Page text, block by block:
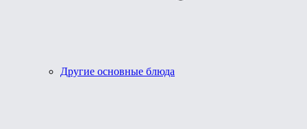
Другие основные блюда